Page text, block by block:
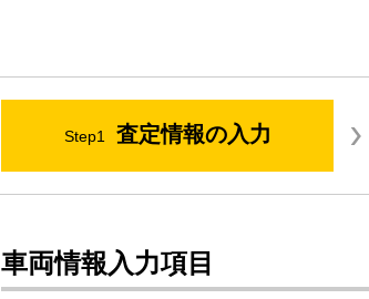
Step1 査定情報の入力
車両情報入力項目